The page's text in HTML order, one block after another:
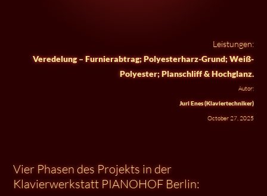
Leistungen:
Veredelung – Furnierabtrag; Polyesterharz-Grund; Weiß-
Polyester; Planschliff & Hochglanz.
Autor:
Juri Enes (Klaviertechniker)
October 27, 2025
Vier Phasen des Projekts in der
Klavierwerkstatt PIANOHOF Berlin: